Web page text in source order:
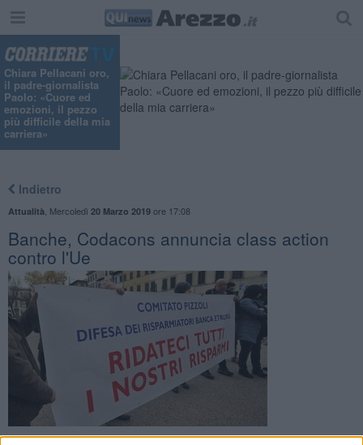
Chiara Pellacani oro,
il padre-giornalista
Paolo: «Cuore ed
emozioni, il pezzo
più difficile della mia
carriera»
Indietro
Attualità Mercoledì 20 Marzo 2019ore 17:08
Banche, Codacons annuncia class action
contro l'Ue